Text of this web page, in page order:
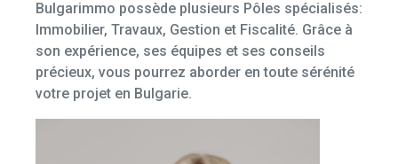
Bulgarimmo possède plusieurs Pôles spécialisés:
Immobilier, Travaux, Gestion et Fiscalité. Grâce à
son expérience, ses équipes et ses conseils
précieux, vous pourrez aborder en toute sérénité
votre projet en Bulgarie.